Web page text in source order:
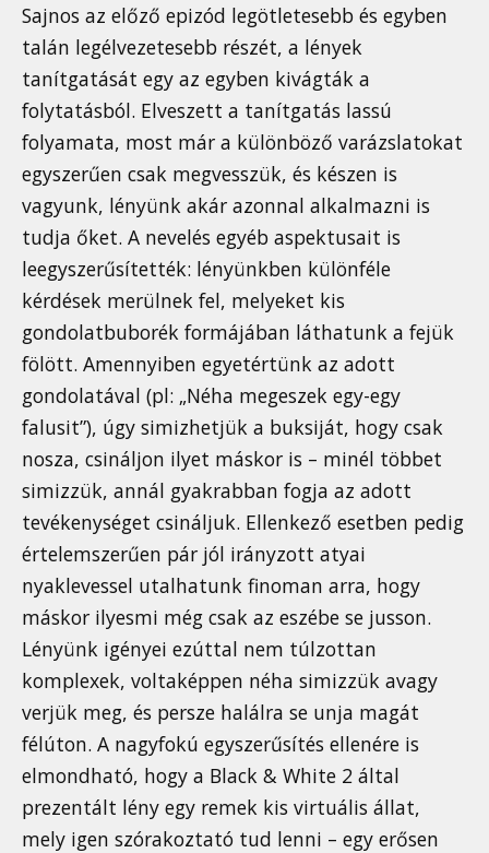
Sajnos az előző epizód legötletesebb és egyben
talán legélvezetesebb részét, a lények
tanítgatását egy az egyben kivágták a
folytatásból. Elveszett a tanítgatás lassú
folyamata, most már a különböző varázslatokat
egyszerűen csak megvesszük, és készen is
vagyunk, lényünk akár azonnal alkalmazni is
tudja őket. A nevelés egyéb aspektusait is
leegyszerűsítették: lényünkben különféle
kérdések merülnek fel, melyeket kis
gondolatbuborék formájában láthatunk a fejük
fölött. Amennyiben egyetértünk az adott
gondolatával (pl: „Néha megeszek egy-egy
falusit”), úgy simizhetjük a buksiját, hogy csak
nosza, csináljon ilyet máskor is – minél többet
simizzük, annál gyakrabban fogja az adott
tevékenységet csináljuk. Ellenkező esetben pedig
értelemszerűen pár jól irányzott atyai
nyaklevessel utalhatunk finoman arra, hogy
máskor ilyesmi még csak az eszébe se jusson.
Lényünk igényei ezúttal nem túlzottan
komplexek, voltaképpen néha simizzük avagy
verjük meg, és persze halálra se unja magát
félúton. A nagyfokú egyszerűsítés ellenére is
elmondható, hogy a Black & White 2 által
prezentált lény egy remek kis virtuális állat,
mely igen szórakoztató tud lenni – egy erősen